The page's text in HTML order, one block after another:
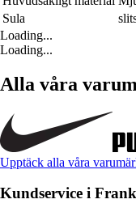
Sula
Loading...
Loading...
Alla våra
Upptäck alla våra
Kundservice i